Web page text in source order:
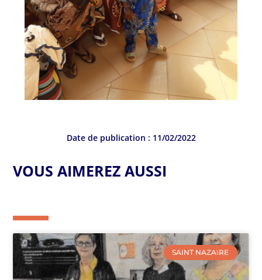
Date de publication : 11/02/2022
VOUS AIMEREZ AUSSI
SAINT NAZAIRE